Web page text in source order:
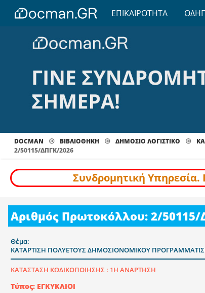
ΕΠΙΚΑΙΡΟΤΗΤΑ
DOCMAN ΒΙΒΛΙΟΘΗΚΗ ΔΗΜΟΣΙΟ ΛΟΓΙΣΤΙΚΟ
2/50115/ΔΠΓΚ/2026
Συνδρομητική
Αριθμός Πρωτοκόλλου: 2/
Θέμα:
ΚΑΤΑΡΤΙΣΗ ΠΟΛΥΕΤΟΥΣ ΔΗΜΟΣΙΟΝΟΜΙΚΟΥ
ΚΑΤΑΣΤΑΣΗ ΚΩΔΙΚΟΠΟΙΗΣΗΣ : 1Η ΑΝΑΡΤΗΣΗ
Τύπος: ΕΓΚΥΚΛΙΟΙ